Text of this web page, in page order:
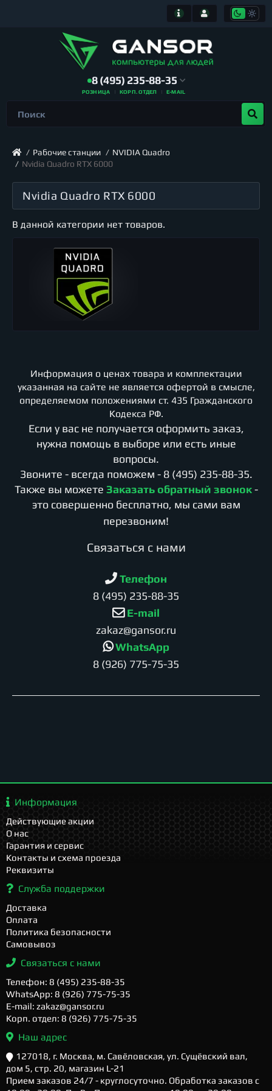
8 (495) 235-88-35
РОЗНИЦА КОРП. ОТДЕЛ E-MAIL
Рабочие станции
NVIDIA Quadro
Nvidia Quadro RTX 6000
Nvidia Quadro RTX 6000
В данной категории нет товаров.
Информация о ценах товара и комплектации
указанная на сайте не является офертой в смысле,
определяемом положениями ст. 435 Гражданского
Кодекса РФ.
Если у вас не получается оформить заказ,
нужна помощь в выборе или есть иные
вопросы.
Звоните - всегда поможем - 8 (495) 235-88-35.
Также вы можете Заказать обратный звонок -
это совершенно бесплатно, мы сами вам
перезвоним!
Cвязаться с нами
Телефон
8 (495) 235-88-35
E-mail
zakaz@gansor.ru
WhatsApp
8 (926) 775-75-35
Информация
Действующие акции
О нас
Гарантия и сервис
Контакты и схема проезда
Реквизиты
Служба поддержки
Доставка
Оплата
Политика безопасности
Самовывоз
Связаться с нами
Телефон: 8 (495) 235-88-35
WhatsApp: 8 (926) 775-75-35
E-mail: zakaz@gansor.ru
Корп. отдел: 8 (926) 775-75-35
Наш адрес
127018, г. Москва, м. Савёловская, ул. Сущёвский вал,
дом 5, стр. 20, магазин L-21
Прием заказов 24/7 - круглосуточно. Обработка заказов с